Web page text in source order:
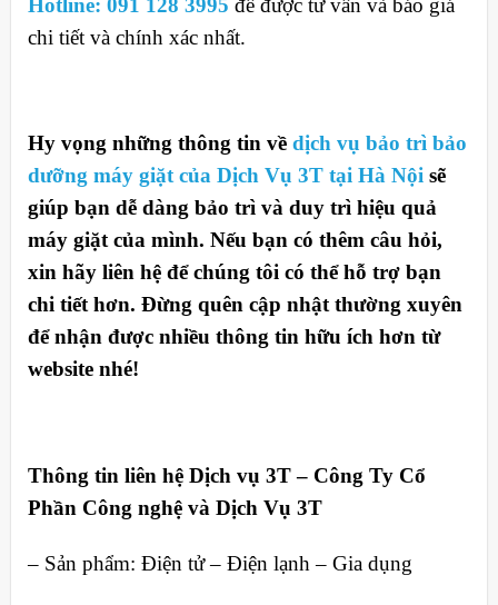
Hotline: 091 128 3995 để được tư vấn và báo giá
chi tiết và chính xác nhất.
Hy vọng những thông tin về dịch vụ bảo trì bảo
dưỡng máy giặt của Dịch Vụ 3T tại Hà Nộisẽ
giúp bạn dễ dàng bảo trì và duy trì hiệu quả
máy giặt của mình. Nếu bạn có thêm câu hỏi,
xin hãy liên hệ để chúng tôi có thể hỗ trợ bạn
chi tiết hơn. Đừng quên cập nhật thường xuyên
để nhận được nhiều thông tin hữu ích hơn từ
website nhé!
Thông tin liên hệ Dịch vụ 3T – Công Ty Cổ
Phần Công nghệ và Dịch Vụ 3T
– Sản phẩm: Điện tử – Điện lạnh – Gia dụng